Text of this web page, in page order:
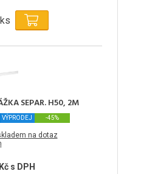
ks
SEPAR. H50, 2M
VÝPRODEJ -45%
na dotaz
s DPH